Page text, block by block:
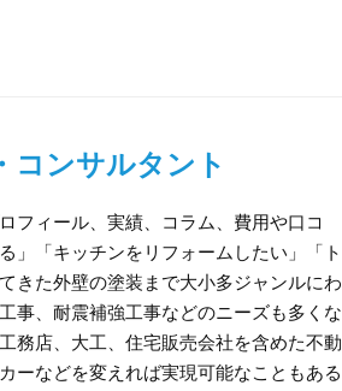
コンサルタント
フィール、実績、コラム、費用や口コ
」「キッチンをリフォームしたい」「ト
きた外壁の塗装まで大小多ジャンルにわ
事、耐震補強工事などのニーズも多くな
務店、大工、住宅販売会社を含めた不動
ーなどを変えれば実現可能なこともある